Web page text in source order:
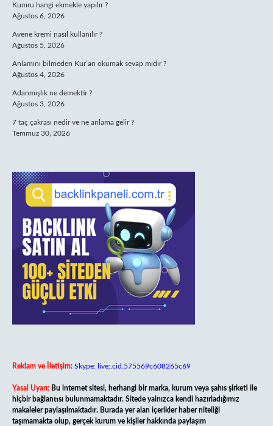
Kumru hangi ekmekle yapılır ?
Ağustos 6, 2026
Avene kremi nasıl kullanılır ?
Ağustos 5, 2026
Anlamını bilmeden Kur’an okumak sevap mıdır ?
Ağustos 4, 2026
Adanmışlık ne demektir ?
Ağustos 3, 2026
7 taç çakrası nedir ve ne anlama gelir ?
Temmuz 30, 2026
Reklam ve İletişim: Skype: live:.cid.575569c608265c69
Yasal Uyarı: Bu internet sitesi, herhangi bir marka, kurum veya şahıs şirketi ile
hiçbir bağlantısı bulunmamaktadır. Sitede yalnızca kendi hazırladığımız
makaleler paylaşılmaktadır. Burada yer alan içerikler haber niteliği
taşımamakta olup, gerçek kurum ve kişiler hakkında paylaşım